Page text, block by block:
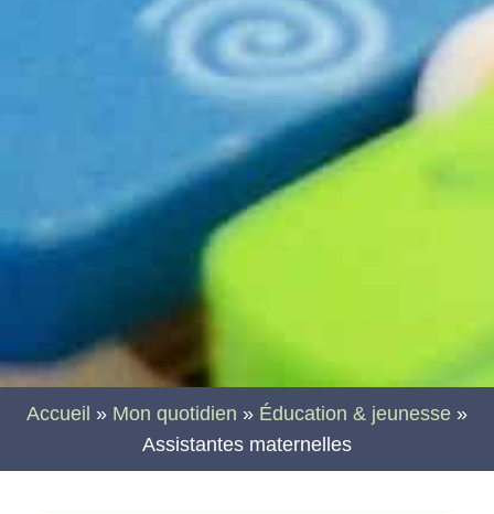
Accueil » Mon quotidien » Éducation & jeunesse »
Assistantes maternelles